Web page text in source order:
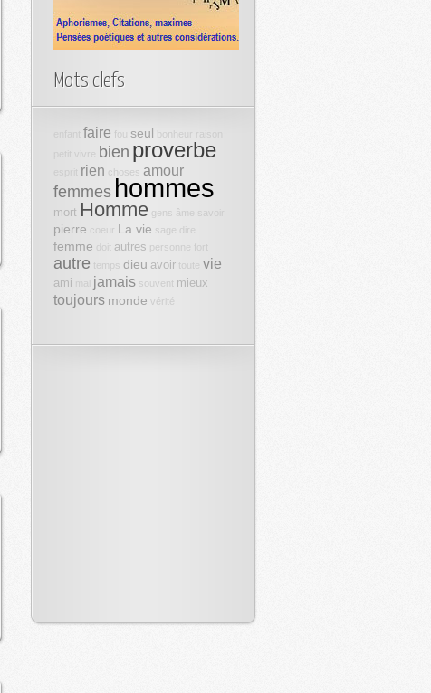
Mots clefs
faire fou seul bonheur
bien proverbe
rien choses amour
femmes hommes
mort Homme gens âme savoir
pierre coeur La vie sage dire
femme doit autres personne fort
autre temps dieu avoir toute vie
ami mal jamais souvent mieux
toujours monde vérité